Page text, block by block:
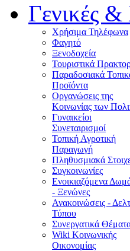
Γενικές
Χρήσιμα Τηλέφωνα
Φαγητό
Ξενοδοχεία
Τουριστικά
Παραδοσιακά
Προϊόντα
Οργανώσεις της
Κοινωνίας των
Γυναικείοι
Συνεταιρισμοί
Τοπική Αγροτική
Παραγωγή
Πληθυσμιακά
Συγκοινωνίες
Ενοικιαζόμενα
- Ξενώνες
Ανακοινώσεις -
Τύπου
Συνεργατικά
Wiki Κοινωνικής
Οικονομίας